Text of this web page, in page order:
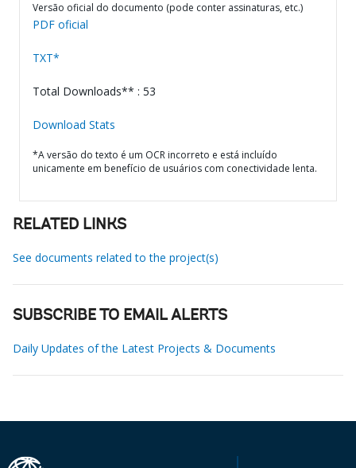
Versão oficial do documento (pode conter assinaturas, etc.)
PDF oficial
TXT*
Total Downloads** : 53
Download Stats
*A versão do texto é um OCR incorreto e está incluído
unicamente em benefício de usuários com conectividade lenta.
RELATED LINKS
See documents related to the project(s)
SUBSCRIBE TO EMAIL ALERTS
Daily Updates of the Latest Projects & Documents